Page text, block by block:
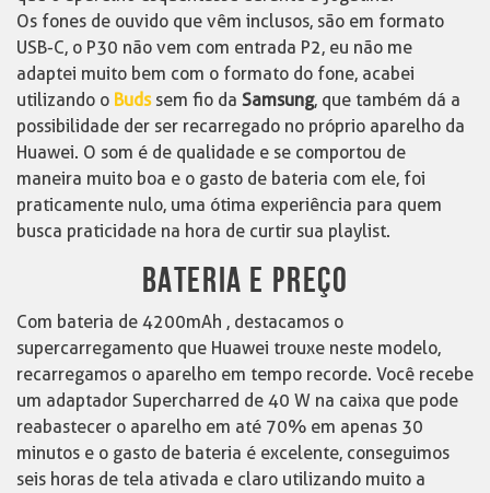
Os fones de ouvido que vêm inclusos, são em formato
USB-C, o P30 não vem com entrada P2, eu não me
adaptei muito bem com o formato do fone, acabei
utilizando o Budssem fio da Samsung, que também dá a
possibilidade der ser recarregado no próprio aparelho da
Huawei. O som é de qualidade e se comportou de
maneira muito boa e o gasto de bateria com ele, foi
praticamente nulo, uma ótima experiência para quem
busca praticidade na hora de curtir sua playlist.
BATERIA E PREÇO
Com bateria de 4200mAh , destacamos o
supercarregamento que Huawei trouxe neste modelo,
recarregamos o aparelho em tempo recorde. Você recebe
um adaptador Supercharred de 40 W na caixa que pode
reabastecer o aparelho em até 70% em apenas 30
minutos e o gasto de bateria é excelente, conseguimos
seis horas de tela ativada e claro utilizando muito a